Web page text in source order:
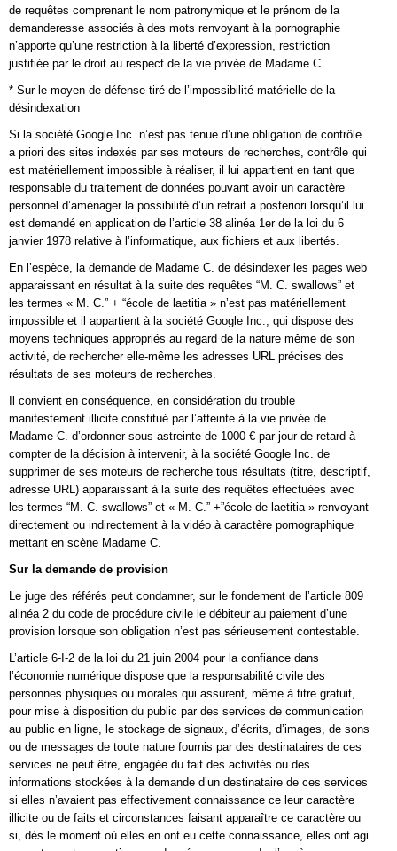
de requêtes comprenant le nom patronymique et le prénom de la
demanderesse associés à des mots renvoyant à la pornographie
n’apporte qu’une restriction à la liberté d’expression, restriction
justifiée par le droit au respect de la vie privée de Madame C.
* Sur le moyen de défense tiré de l’impossibilité matérielle de la
désindexation
Si la société Google Inc. n’est pas tenue d’une obligation de contrôle
a priori des sites indexés par ses moteurs de recherches, contrôle qui
est matériellement impossible à réaliser, il lui appartient en tant que
responsable du traitement de données pouvant avoir un caractère
personnel d’aménager la possibilité d’un retrait a posteriori lorsqu’il lui
est demandé en application de l’article 38 alinéa 1er de la loi du 6
janvier 1978 relative à l’informatique, aux fichiers et aux libertés.
En l’espèce, la demande de Madame C. de désindexer les pages web
apparaissant en résultat à la suite des requêtes “M. C. swallows” et
les termes « M. C.” + “école de laetitia » n’est pas matériellement
impossible et il appartient à la société Google Inc., qui dispose des
moyens techniques appropriés au regard de la nature même de son
activité, de rechercher elle-même les adresses URL précises des
résultats de ses moteurs de recherches.
Il convient en conséquence, en considération du trouble
manifestement illicite constitué par l’atteinte à la vie privée de
Madame C. d’ordonner sous astreinte de 1000 € par jour de retard à
compter de la décision à intervenir, à la société Google Inc. de
supprimer de ses moteurs de recherche tous résultats (titre, descriptif,
adresse URL) apparaissant à la suite des requêtes effectuées avec
les termes “M. C. swallows” et « M. C.” +”école de laetitia » renvoyant
directement ou indirectement à la vidéo à caractère pornographique
mettant en scène Madame C.
Sur la demande de provision
Le juge des référés peut condamner, sur le fondement de l’article 809
alinéa 2 du code de procédure civile le débiteur au paiement d’une
provision lorsque son obligation n’est pas sérieusement contestable.
L’article 6-I-2 de la loi du 21 juin 2004 pour la confiance dans
l’économie numérique dispose que la responsabilité civile des
personnes physiques ou morales qui assurent, même à titre gratuit,
pour mise à disposition du public par des services de communication
au public en ligne, le stockage de signaux, d’écrits, d’images, de sons
ou de messages de toute nature fournis par des destinataires de ces
services ne peut être, engagée du fait des activités ou des
informations stockées à la demande d’un destinataire de ces services
si elles n’avaient pas effectivement connaissance ce leur caractère
illicite ou de faits et circonstances faisant apparaître ce caractère ou
si, dès le moment où elles en ont eu cette connaissance, elles ont agi